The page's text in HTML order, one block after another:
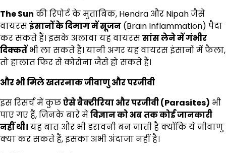
The Sun की रिपोर्ट के मुताबिक, Hendra और Nipah जैसे
वायरसइंसानों के दिमाग में सूजन (Brain Inflammation) पैदा
कर सकते हैं। इसके अलावा यह वायरससांस लेने में गंभीर
दिक्कतेंभी ला सकते हैं। यानी अगर यह वायरस इंसानों में फैला,
तो हालात फिर से कोरोना जैसे हो सकते हैं।
और भी मिले खतरनाक जीवाणु और परजीवी
इस रिसर्च में कुछऐसे बैक्टीरिया और परजीवी (Parasites) भी
पाए गए हैं, जिनके बारे मेंविज्ञान को अब तक कोई जानकारी
नहीं थी। यह बात और भी डरावनी बन जाती है क्योंकि ये जीवाणु
क्या कर सकते हैं, इसका अभी अंदाजा नहीं है।